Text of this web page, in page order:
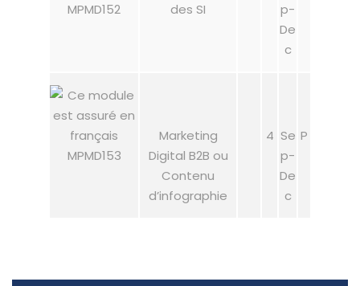
MPMD152
des SI
p-
De
c
MPMD153
Marketing
Digital B2B ou
Contenu
d’infographie
4 Se
p-
De
c
P